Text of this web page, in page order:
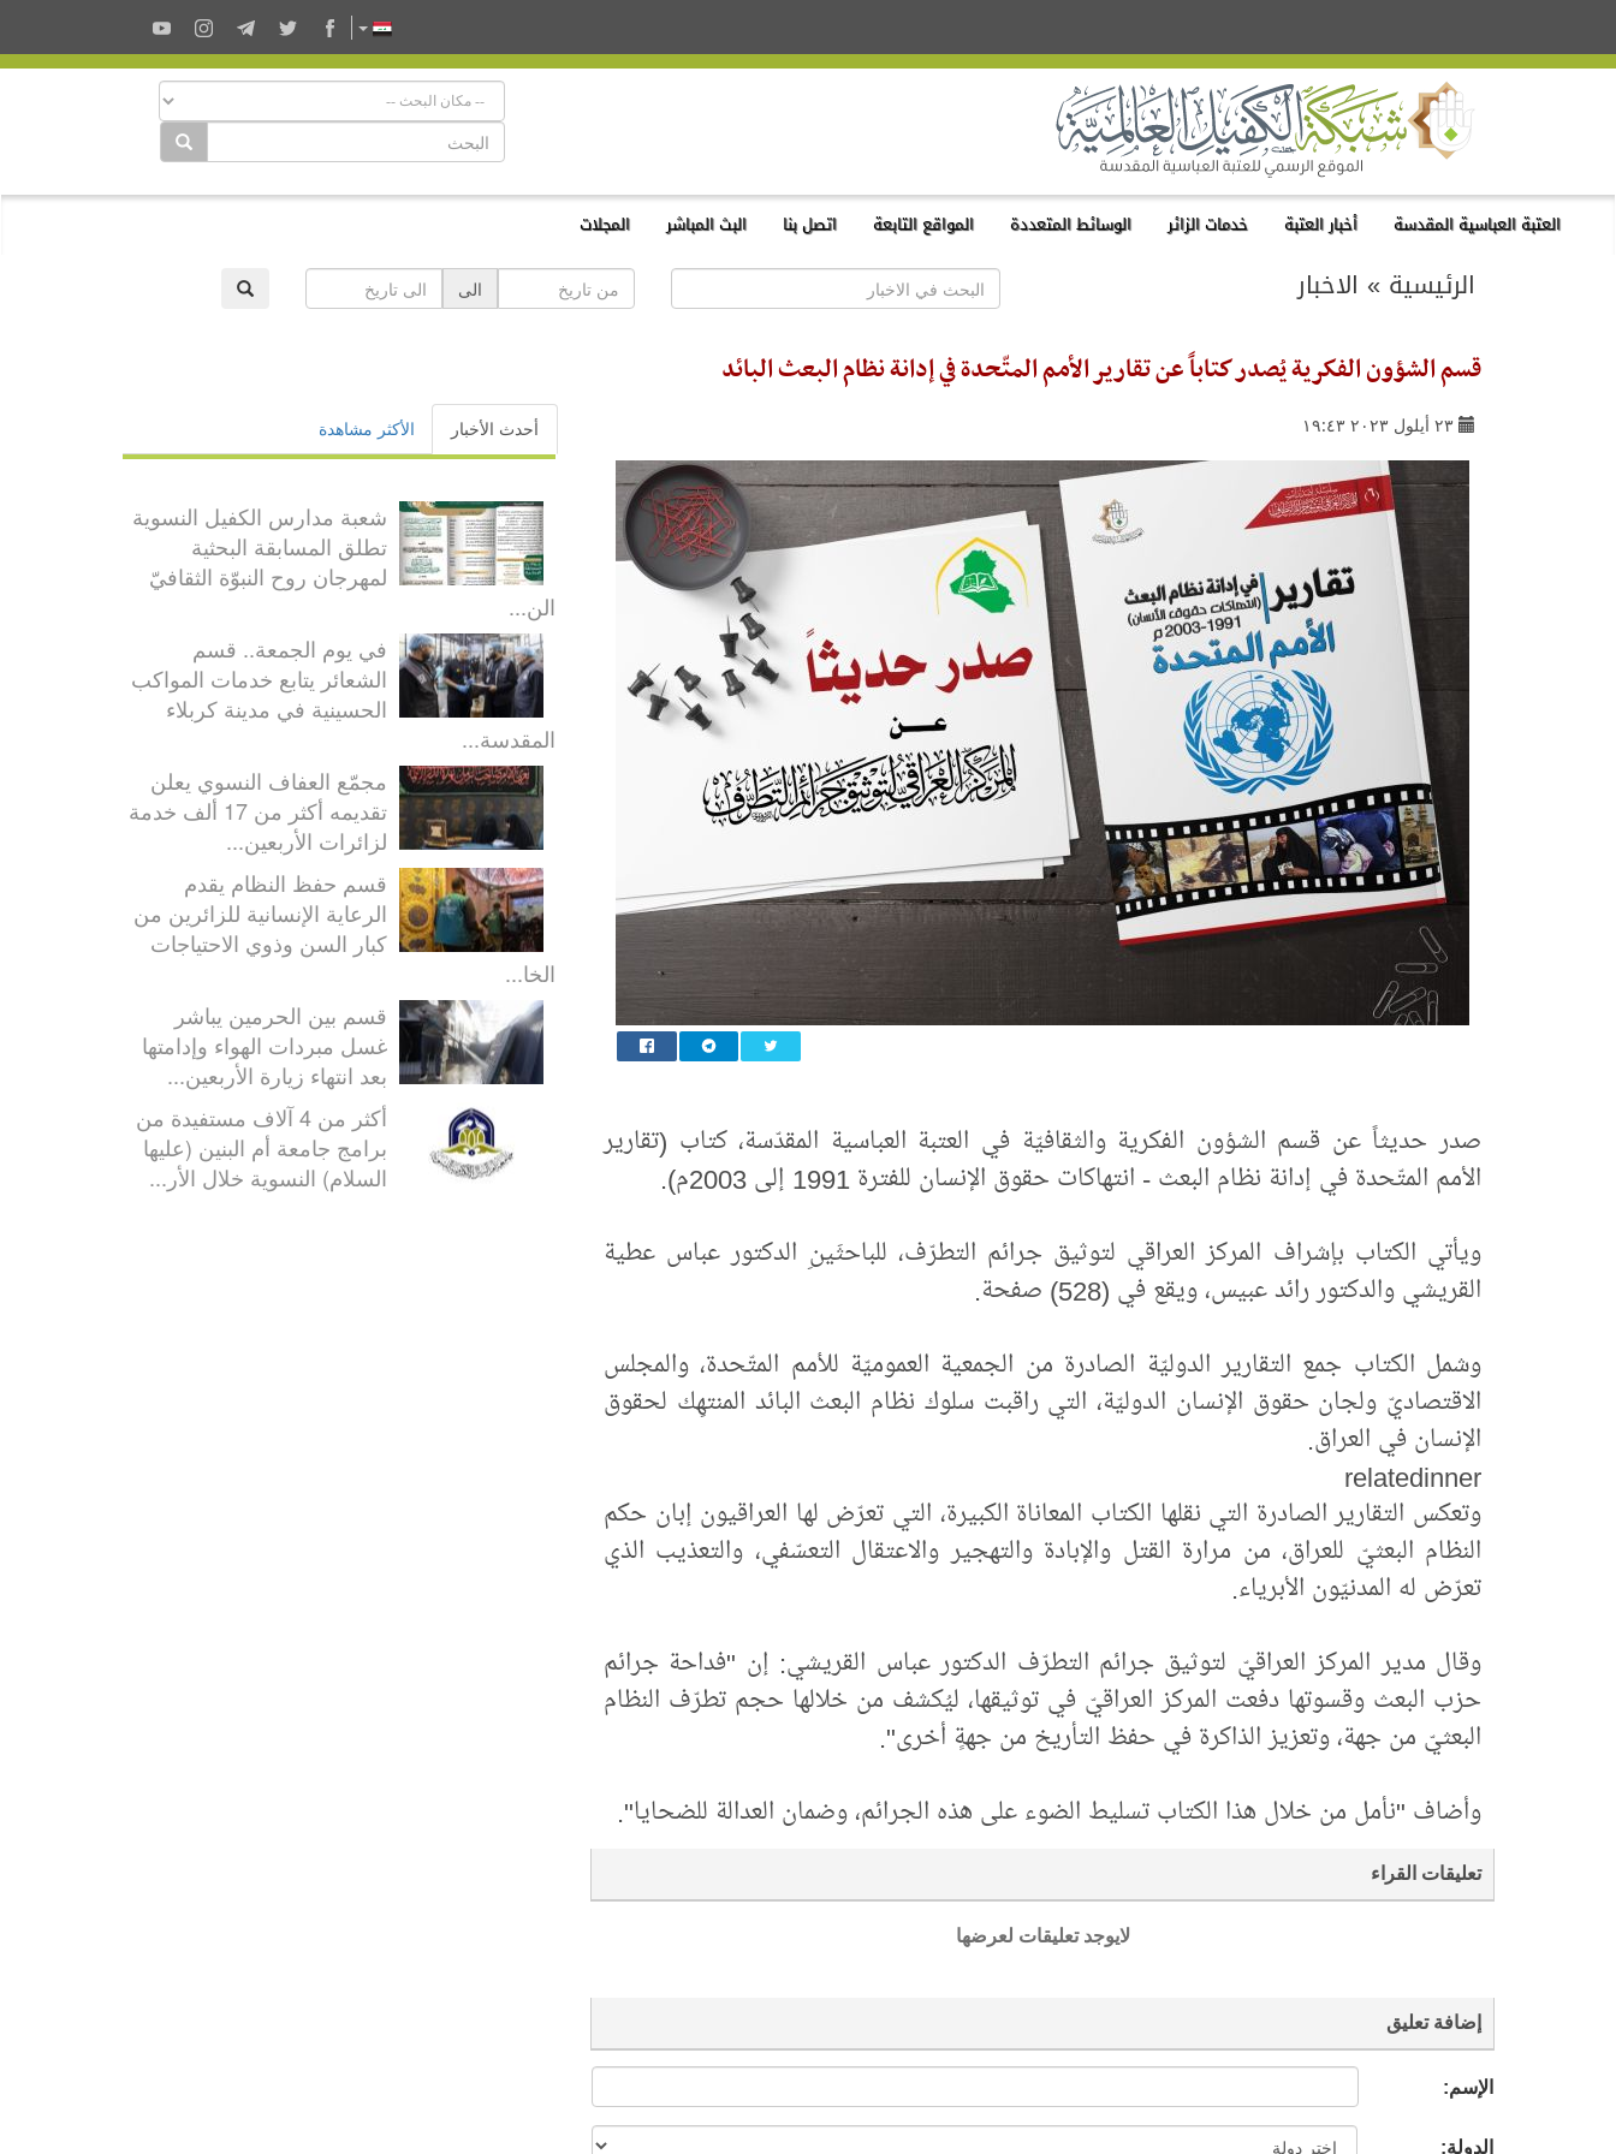
العتبة العباسية المقدسة أخبار العتبة خدمات الزائر الوسائط المتعددة المواقع التابعة اتصل بنا البث المباشر المجلات
الرئيسية » الاخبار الى
قسم الشؤون الفكرية يُصدر كتاباً عن تقارير الأمم المتّحدة في إدانة نظام البعث البائد
٢٣ أيلول ٢٠٢٣ ١٩:٤٣
صدر حديثاً عن قسم الشؤون الفكرية والثقافيّة في العتبة العباسية المقدّسة، كتاب (تقارير
الأمم المتّحدة في إدانة نظام البعث - انتهاكات حقوق الإنسان للفترة 1991 إلى 2003م).
ويأتي الكتاب بإشراف المركز العراقي لتوثيق جرائم التطرّف، للباحثَينِ الدكتور عباس عطية
القريشي والدكتور رائد عبيس، ويقع في (528) صفحة.
وشمل الكتاب جمع التقارير الدوليّة الصادرة من الجمعية العموميّة للأمم المتّحدة، والمجلس
الاقتصاديّ ولجان حقوق الإنسان الدوليّة، التي راقبت سلوك نظام البعث البائد المنتهِك لحقوق
الإنسان في العراق.
relatedinner
وتعكس التقارير الصادرة التي نقلها الكتاب المعاناة الكبيرة، التي تعرّض لها العراقيون إبان حكم
النظام البعثيّ للعراق، من مرارة القتل والإبادة والتهجير والاعتقال التعسّفي، والتعذيب الذي
تعرّض له المدنيّون الأبرياء.
وقال مدير المركز العراقيّ لتوثيق جرائم التطرّف الدكتور عباس القريشي: إن "فداحة جرائم
حزب البعث وقسوتها دفعت المركز العراقيّ في توثيقها، ليُكشف من خلالها حجم تطرّف النظام
البعثيّ من جهة، وتعزيز الذاكرة في حفظ التأريخ من جهةٍ أخرى".
وأضاف "نأمل من خلال هذا الكتاب تسليط الضوء على هذه الجرائم، وضمان العدالة للضحايا".
تعليقات القراء
لايوجد تعليقات لعرضها
إضافة تعليق
الإسم:
الدولة:
أحدث الأخبار الأكثر مشاهدة
شعبة مدارس الكفيل النسوية
تطلق المسابقة البحثية
لمهرجان روح النبوّة الثقافيّ
الن...
في يوم الجمعة.. قسم
الشعائر يتابع خدمات المواكب
الحسينية في مدينة كربلاء
المقدسة...
مجمّع العفاف النسوي يعلن
تقديمه أكثر من 17 ألف خدمة
لزائرات الأربعين...
قسم حفظ النظام يقدم
الرعاية الإنسانية للزائرين من
كبار السن وذوي الاحتياجات
الخا...
قسم بين الحرمين يباشر
غسل مبردات الهواء وإدامتها
بعد انتهاء زيارة الأربعين...
أكثر من 4 آلاف مستفيدة من
برامج جامعة أم البنين (عليها
السلام) النسوية خلال الأر...